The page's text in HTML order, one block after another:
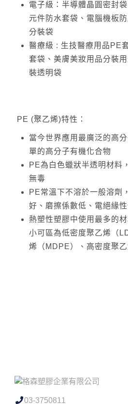
電子級：半導體晶圓密封
元件防水套袋、電腦機板
分裝袋
醫療級 : 生技醫療用品PE
套袋、美膚美妝用品分裝
裝透明袋
PE (聚乙烯)特性：
當今世界應用最廣泛的高
單的高分子有機化合物
PE為白色蠟狀半透明材料
無毒
PE常溫下不溶於一般溶劑
好、磨擦係數低、電絕緣性
熱塑性塑膠中使用最多的
小可區為低密度聚乙烯（
烯（MDPE）、高密度聚乙
03-3750811